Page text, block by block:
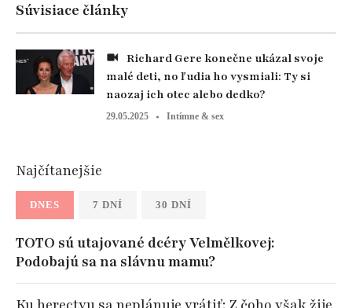
Súvisiace články
malé deti, no ľudia ho vysmiali: Ty si
naozaj ich otec alebo dedko?
29.05.2025 Intímne & sex
Najčítanejšie
DNES 7 DNÍ 30 DNÍ
TOTO sú utajované dcéry Velmělkovej:
Podobajú sa na slávnu mamu?